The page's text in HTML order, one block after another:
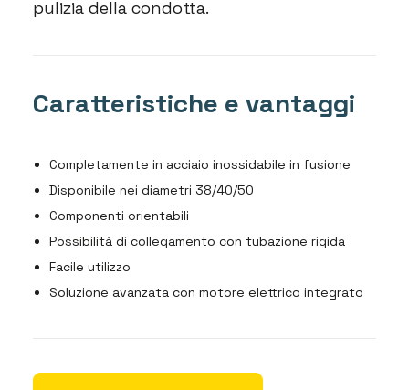
pulizia della condotta.
Caratteristiche e vantaggi
Completamente in acciaio inossidabile in fusione
Disponibile nei diametri 38/40/50
Componenti orientabili
Possibilità di collegamento con tubazione rigida
Facile utilizzo
Soluzione avanzata con motore elettrico integrato